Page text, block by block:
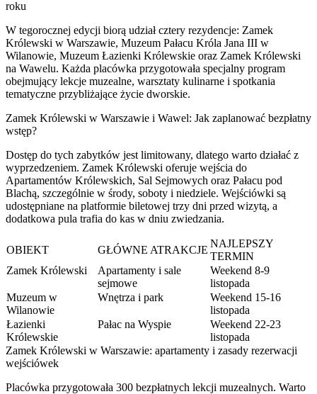
roku
W tegorocznej edycji biorą udział cztery rezydencje: Zamek
Królewski w Warszawie, Muzeum Pałacu Króla Jana III w
Wilanowie, Muzeum Łazienki Królewskie oraz Zamek Królewski
na Wawelu. Każda placówka przygotowała specjalny program
obejmujący lekcje muzealne, warsztaty kulinarne i spotkania
tematyczne przybliżające życie dworskie.
Zamek Królewski w Warszawie i Wawel: Jak zaplanować bezpłatny
wstęp?
Dostęp do tych zabytków jest limitowany, dlatego warto działać z
wyprzedzeniem. Zamek Królewski oferuje wejścia do
Apartamentów Królewskich, Sal Sejmowych oraz Pałacu pod
Blachą, szczególnie w środy, soboty i niedziele. Wejściówki są
udostępniane na platformie biletowej trzy dni przed wizytą, a
dodatkowa pula trafia do kas w dniu zwiedzania.
OBIEKT GŁÓWNE ATRAKCJE
NAJLEPSZY
TERMIN
Zamek Królewski
Apartamenty i sale
sejmowe
Weekend 8-9
listopada
Muzeum w
Wilanowie
Wnętrza i park
Weekend 15-16
listopada
Łazienki
Królewskie
Pałac na Wyspie
Weekend 22-23
listopada
Zamek Królewski w Warszawie: apartamenty i zasady rezerwacji
wejściówek
Placówka przygotowała 300 bezpłatnych lekcji muzealnych. Warto